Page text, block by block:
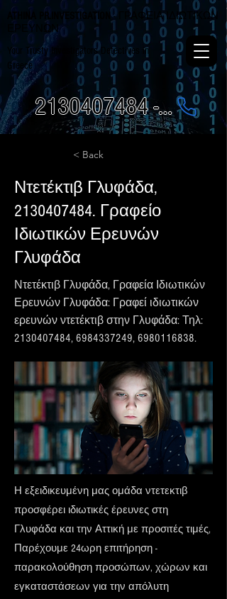
ATHINA PR.INVESTIGATION - ΓΡΑΦΕΙΑ ΙΔΙΩΤΙΚΩΝ
ΕΡΕΥΝΩΝ
Your Trusty Investigators Detectives in
Greece
2130407484 - 6984337249
< Back
Ντετέκτιβ Γλυφάδα,
2130407484. Γραφείο
Ιδιωτικών Ερευνών
Γλυφάδα
Ντετέκτιβ Γλυφάδα, Γραφεία Ιδιωτικών
Ερευνών Γλυφάδα: Γραφεί ιδιωτικών
ερευνών ντετέκτιβ στην Γλυφάδα: Τηλ:
2130407484, 6984337249, 6980116838.
Η εξειδικευμένη μας ομάδα ντετεκτιβ
προσφέρει ιδιωτικές έρευνες στη
Γλυφάδα και την Αττική με προσιτές τιμές,
Παρέχουμε 24ωρη επιτήρηση -
παρακολούθηση προσώπων, χώρων και
εγκαταστάσεων για την απόλυτη